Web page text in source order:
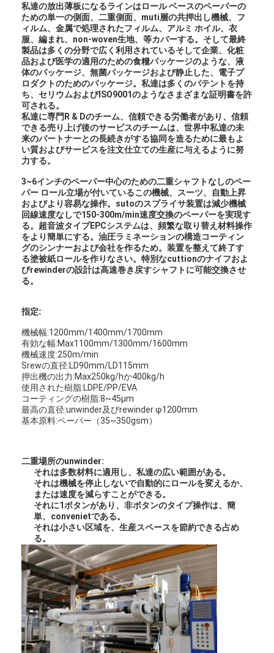
家
製品
私達について
工場旅行
品質管理
私達に連絡しなさい
ニュース
私達の放出薄板になるラインはロール ベースのペーパーの
ための単一の側面、二重側面、muti層の共押出し機械、フ
ィルム、金属で処理されたフィルム、アルミ ホイル、衣
服、編まれ、non-woven生地、等カバーする。そして最終
製品は多くの分野で広く利用されているそして企業、化粧
品および医学の適用のための食糧パッケージのような、液
体のパッケージ、無菌パッケージおよび静止した、電子プ
ロダクトのためのパッケージ。私達は多くのパテントを持
ち、セリウムおよびISO9001のようなさまざまな証明書を許
可される。
私達に専門R & Dのチーム、信頼できる労働者があり、信頼
できる売り上げ後のサービスのチームは、世界中私達の未
来のパートナーとの長続きがする協同を造るために最もよ
い質およびサービスを注文仕立ての生産に与えるように努
力する。
3~6インチのペーパー中心のための二重シャフトなしのペー
パー ロール立場が付いているこの機械、スーツ、自動上昇
およびより容易な操作。sutoのスプライサ装置は減少機械
回線速度なしで150-300m/min速度交換のペーパーを実現す
る。超音波タイプEPCシステムは、頻繁な取り替え材料操作
をより簡単にする。油圧ラミネーションの構造コーティン
グのシンナーおよび会社を作るため。装置を整えて終了す
る塗被紙ロールを作りなさい。特別なcuttionのナイフおよ
びrewinderの設計は高速巻き戻すシャフトに可能交換させ
る。
指定:
機械幅:1200mm/1400mm/1700mm
有効な幅:Max1100mm/1300mm/1600mm
機械速度:250m/min
Srewの直径:LD90mm/LD115mm
押出機の出力:Max250kg/hか400kg/h
使用された樹脂:LDPE/PP/EVA
コーティングの樹脂:8~45μm
最高の直径:unwinder及びrewinder φ1200mm
基本原料:ペーパー（35~350gsm）
二重場所のunwinder:
それは多数材料に適用し、私達の広い範囲がある。
それは機械を停止しないで自動的にロールを変えるか、
または速度を減らすことができる。
それに1ボタンがあり、非ボタンのタイプ操作は、簡
単、convenietである。
それは小さい区域を、生産スペースを節約できる占め
る。